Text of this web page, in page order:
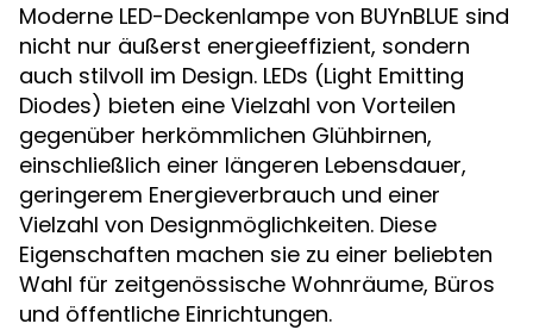
Moderne LED-Deckenlampe von BUYnBLUE sind
nicht nur äußerst energieeffizient, sondern
auch stilvoll im Design. LEDs (Light Emitting
Diodes) bieten eine Vielzahl von Vorteilen
gegenüber herkömmlichen Glühbirnen,
einschließlich einer längeren Lebensdauer,
geringerem Energieverbrauch und einer
Vielzahl von Designmöglichkeiten. Diese
Eigenschaften machen sie zu einer beliebten
Wahl für zeitgenössische Wohnräume, Büros
und öffentliche Einrichtungen.